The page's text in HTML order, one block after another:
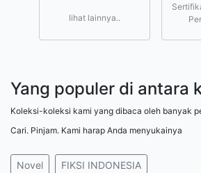
lihat lainnya..
Yang populer di antara
Koleksi-koleksi kami yang dibaca oleh banyak
Cari. Pinjam. Kami harap Anda menyukainya
Novel FIKSI INDONESIA